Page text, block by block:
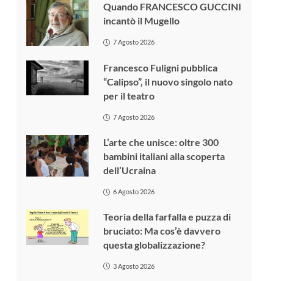
Quando FRANCESCO GUCCINI
incantò il Mugello
7 Agosto 2026
Francesco Fuligni pubblica
“Calipso”, il nuovo singolo nato
per il teatro
7 Agosto 2026
L’arte che unisce: oltre 300
bambini italiani alla scoperta
dell’Ucraina
6 Agosto 2026
Teoria della farfalla e puzza di
bruciato: Ma cos’è davvero
questa globalizzazione?
3 Agosto 2026